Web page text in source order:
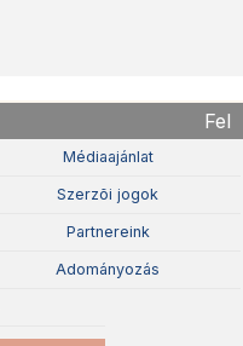
Fel
Médiaajánlat
Szerzõi jogok
Partnereink
Adományozás